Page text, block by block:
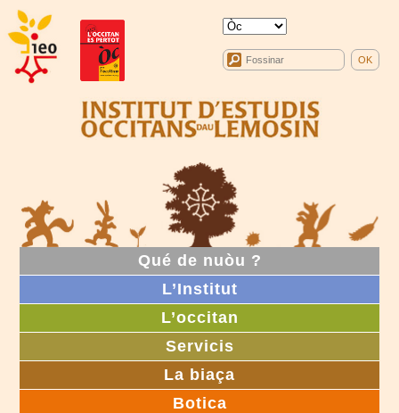
Qué de nuòu ?
L’Institut
L’occitan
Servicis
La biaça
Botica